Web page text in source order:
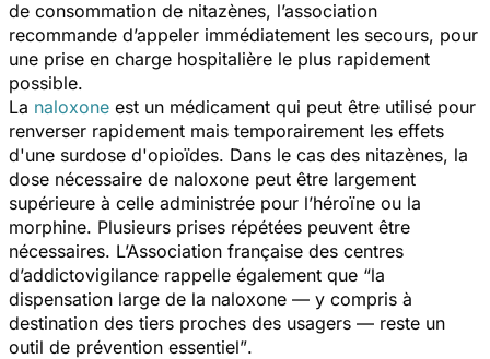
de consommation de nitazènes, l’association
recommande d’appeler immédiatement les secours, pour
une prise en charge hospitalière le plus rapidement
possible.
La naloxone est un médicament qui peut être utilisé pour
renverser rapidement mais temporairement les effets
d'une surdose d'opioïdes. Dans le cas des nitazènes, la
dose nécessaire de naloxone peut être largement
supérieure à celle administrée pour l’héroïne ou la
morphine. Plusieurs prises répétées peuvent être
nécessaires. L’Association française des centres
d’addictovigilance rappelle également que “la
dispensation large de la naloxone — y compris à
destination des tiers proches des usagers — reste un
outil de prévention essentiel”.